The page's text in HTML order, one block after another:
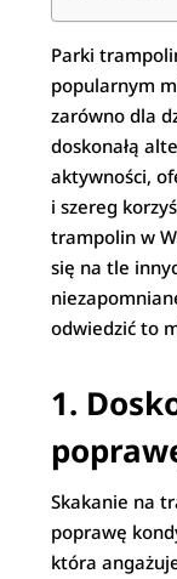
Parki
popularnym
zarówno dla
doskonałą
aktywności,
i szereg
trampolin w
się na tle
odwiedzić to
1.
Skakanie na
poprawę
która